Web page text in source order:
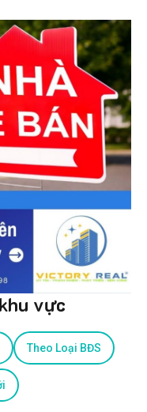
vực
Theo Loại BĐS